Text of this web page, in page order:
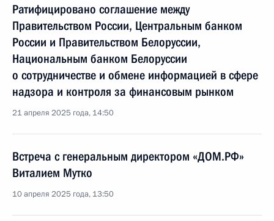
Ратифицировано соглашение между
Правительством России, Центральным банком
России и Правительством Белоруссии,
Национальным банком Белоруссии
о сотрудничестве и обмене информацией в сфере
надзора и контроля за финансовым рынком
21 апреля 2025 года, 14:50
Встреча с генеральным директором «ДОМ.РФ»
Виталием Мутко
10 апреля 2025 года, 13:50